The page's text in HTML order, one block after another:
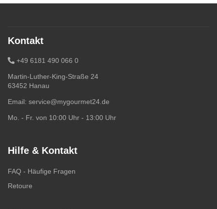
Kontakt
+49 6181 490 066 0
Martin-Luther-King-Straße 24
63452 Hanau
Email: service@mygourmet24.de
Mo. - Fr. von 10:00 Uhr - 13:00 Uhr
Hilfe & Kontakt
FAQ - Häufige Fragen
Retoure